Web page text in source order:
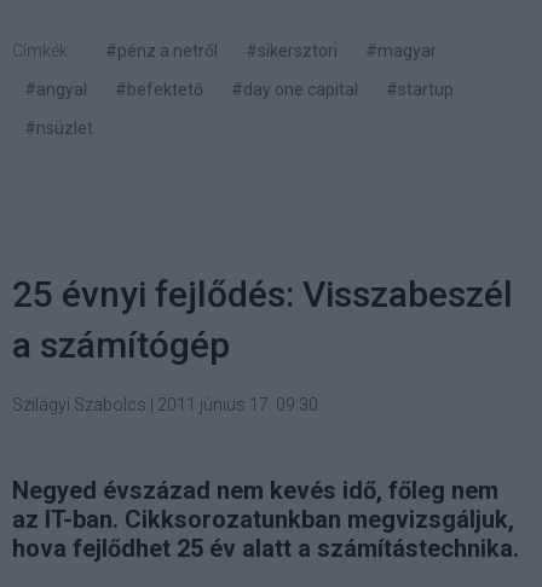
Címkék: #pénz a netről #sikersztori
#magyar
#angyal
#befektető #day one capital
#startup
#nsüzlet
25 évnyi fejlődés: Visszabeszél
a számítógép
Szilágyi Szabolcs 2011 június 17. 09:30
Negyed évszázad nem kevés idő, főleg nem
az IT-ban. Cikksorozatunkban megvizsgáljuk,
hova fejlődhet 25 év alatt a számítástechnika.